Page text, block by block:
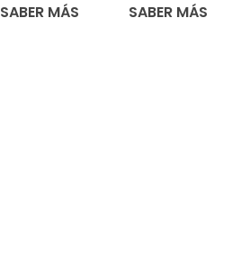
SABER MÁS SABER MÁS